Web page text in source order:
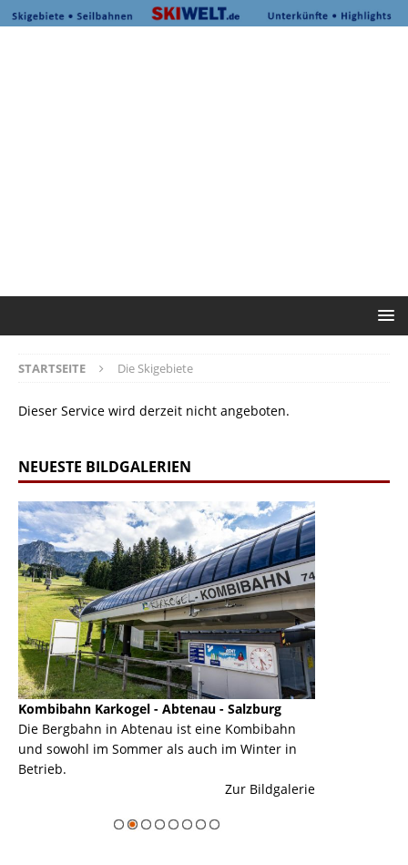
STARTSEITE Die Skigebiete
Dieser Service wird derzeit nicht angeboten.
NEUESTE BILDGALERIEN
Kombibahn Karkogel - Abtenau - Salzburg
Die Bergbahn in Abtenau ist eine Kombibahn
und sowohl im Sommer als auch im Winter in
Betrieb.
Zur Bildgalerie